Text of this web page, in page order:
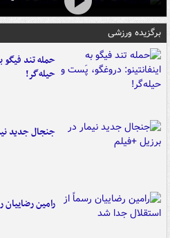
برگزیده ورزشی
حمله تند فیگو
حیله‌گر!
جنجال جدید
رامین